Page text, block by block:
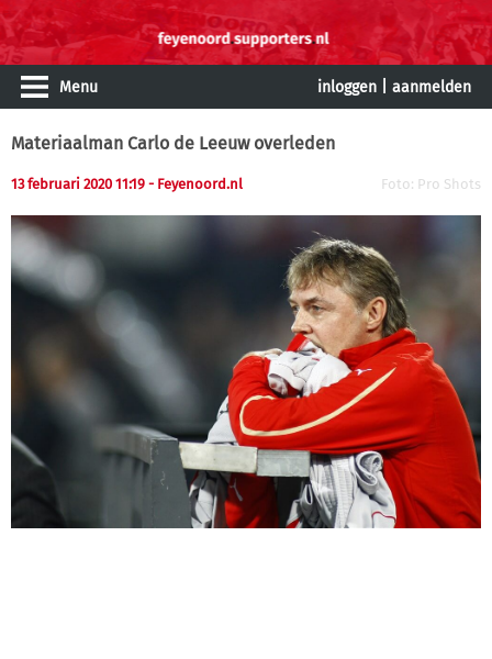
Menu inloggen aanmelden
Materiaalman Carlo de Leeuw overleden
13 februari 2020 11:19 - Feyenoord.nl Foto: Pro Shots